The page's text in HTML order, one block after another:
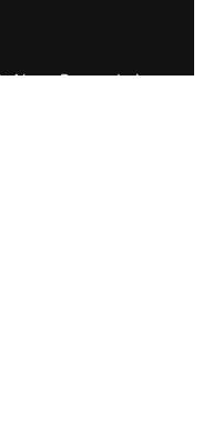
Akses Bromo dari